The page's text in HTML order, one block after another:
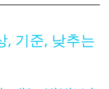
, 기준, 낮추는